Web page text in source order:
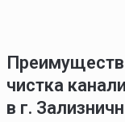
чистка
в г.